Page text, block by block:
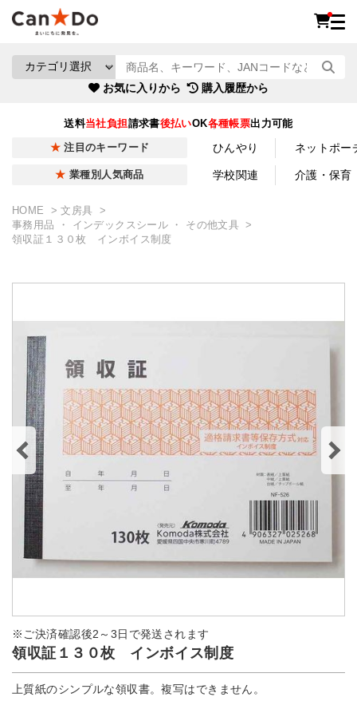
お気に入りから 購入履歴から
送料当社負担請求書後払いOK各種帳票出力可能
注目のキーワード ひんやり ネットポー
業種別人気商品 学校関連 介護・保育
HOME
文房具
事務用品 ・ インデックスシール ・ その他文具
領収証１３０枚 インボイス制度
※ご決済確認後2～3日で発送されます
領収証１３０枚 インボイス制度
上質紙のシンプルな領収書。複写はできません。